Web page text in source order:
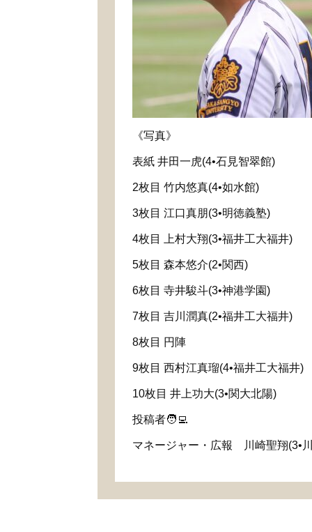
《写真》
表紙 井田一虎(4•石見智翠館)
2枚目 竹内悠真(4•如水館)
3枚目 江口真朋(3•明徳義塾)
4枚目 上村大翔(3•福井工大福井)
5枚目 森本悠介(2•関西)
6枚目 寺井駿斗(3•神港学園)
7枚目 吉川潤真(2•福井工大福井)
8枚目 円陣
9枚目 西村江真瑠(4•福井工大福井)
10枚目 井上功大(3•関大北陽)
投稿者🧑‍💻
マネージャー・広報 川崎聖翔(3•